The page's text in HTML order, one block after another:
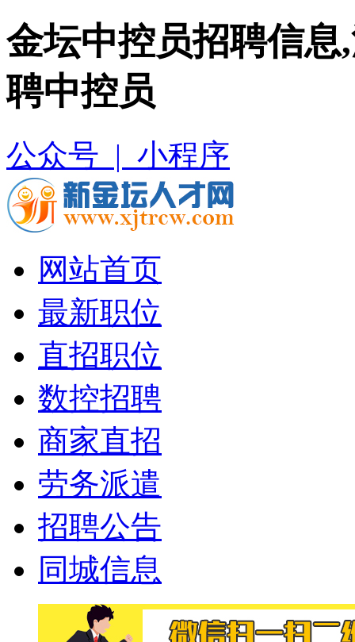
金坛中控员招聘信
聘中控员
公众号 | 小程序
网站首页
最新职位
直招职位
数控招聘
商家直招
劳务派遣
招聘公告
同城信息